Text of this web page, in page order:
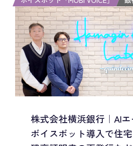
株式会社横浜銀行｜AI
ボイスボット導入で住